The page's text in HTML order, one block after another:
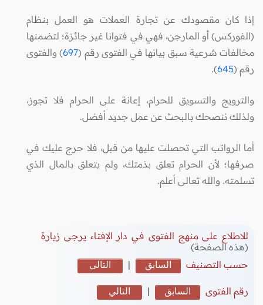
إذا كان مقصودك عن تجارة العملات هو العمل بنظام
(الفوركس) أو المارجن، فهي في فتوانا غير جائزة؛ لتضمنها
مخالفات شرعية سبق بيانها في الفتوى رقم (697) والفتوى
رقم (645
).
والترويج والتسويق للحرام، إعانة على الحرام فلا تجوز،
ولذلك ننصحك بالبحث عن عمل جديد أفضل.
أما الرواتب التي تحصلت عليها من قبل، فلا حرج عليك في
صرفها؛ لأن الحرام تعلق بذمتك، ولم يتعلق بالمال الذي
تسلمته. والله تعالى أعلم.
للاطلاع على منهج الفتوى في دار الإفتاء يرجى زيارة
(هذه الصفحة)
حسب التصنيف
السابق | التالي
رقم الفتوى السابق | التالي